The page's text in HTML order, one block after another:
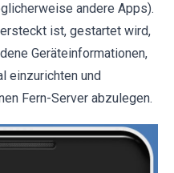
andere Apps).
ist, gestartet wird,
Geräteinformationen,
einzurichten und
Fern-Server abzulegen.